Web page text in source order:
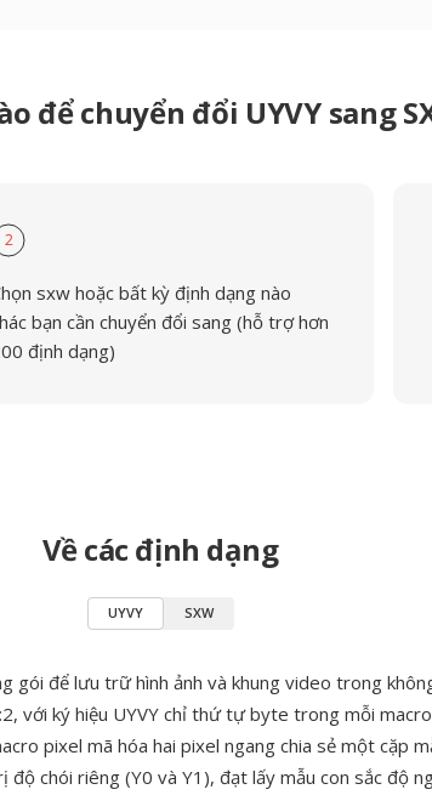
để chuyển đổi UYVY sang
2
sxw hoặc bất kỳ định dạng nào
bạn cần chuyển đổi sang (hỗ trợ hơn
định dạng)
Về các định dạng
UYVY SXW
gói để lưu trữ hình ảnh và khung video trong
với ký hiệu UYVY chỉ thứ tự byte trong mỗi
pixel mã hóa hai pixel ngang chia sẻ một cặp
độ chói riêng (Y0 và Y1), đạt lấy mẫu con sắc độ